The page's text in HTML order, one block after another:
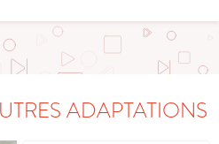
ADAPTATIONS